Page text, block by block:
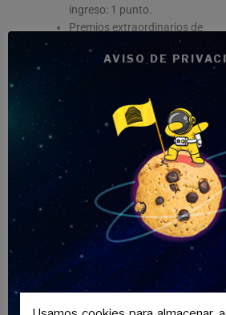
ingreso: 1 punto.
Premios extraordinarios de
Titulaciones adicionales:
distintas de la requerida: 1
Título profesional de Música o
Danza: 0,5 puntos.
Certificados oficiales de
(C1 o C2): 0,5 puntos.
Títulos de Formación
(distintos al alegado): 0,2
buen expediente y
complementaria
puede marcar
diferencia decisiva.
AVISO DE